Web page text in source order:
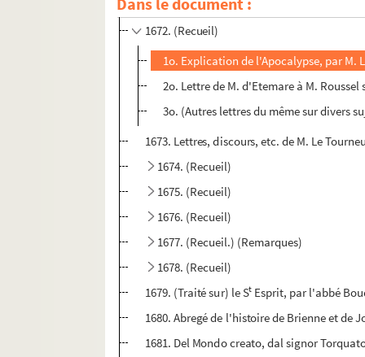
1671. (Recueil)
1672. (Recueil)
1o. Explication de l'Apocalypse, par M.
2o. Lettre de M. d'Etemare à M.
3o. (Autres lettres du même sur divers
1673. Lettres, discours, etc. de M. Le
1674. (Recueil)
1675. (Recueil)
1676. (Recueil)
1677. (Recueil.) (Remarques)
1678. (Recueil)
1679. (Traité sur) le St Esprit, par l'abbé
1680. Abregé de l'histoire de Brienne et de
1681. Del Mondo creato, dal signor